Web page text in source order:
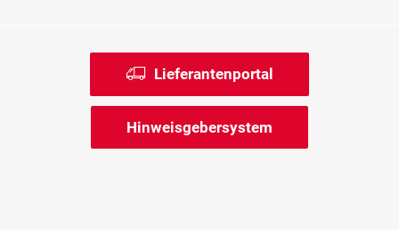
Lieferantenportal
Hinweisgebersystem